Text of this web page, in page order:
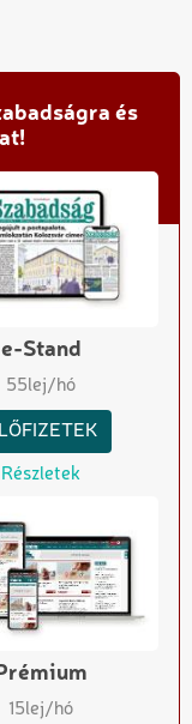
és
e-Stand
55lej/hó
Részletek
15lej/hó